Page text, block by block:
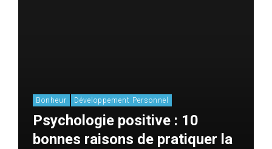
Bonheur Développement Personnel
Psychologie positive : 10
bonnes raisons de pratiquer la